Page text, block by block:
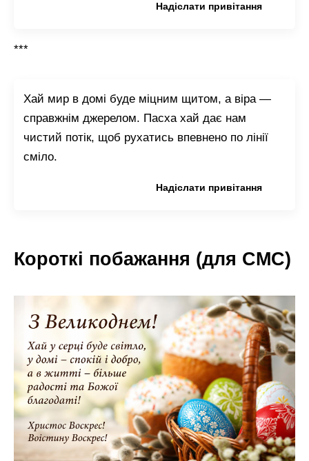
Надіслати привітання
***
Хай мир в домі буде міцним щитом, а віра —
справжнім джерелом. Пасха хай дає нам
чистий потік, щоб рухатись впевнено по лінії
сміло.
Надіслати привітання
Короткі побажання (для СМС)